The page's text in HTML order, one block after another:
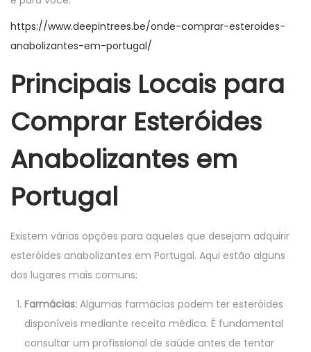
https://www.deepintrees.be/onde-comprar-esteroides-
anabolizantes-em-portugal/
Principais Locais para
Comprar Esteróides
Anabolizantes em
Portugal
Existem várias opções para aqueles que desejam adquirir
esteróides anabolizantes em Portugal. Aqui estão alguns
dos lugares mais comuns:
Farmácias: Algumas farmácias podem ter esteróides
disponíveis mediante receita médica. É fundamental
consultar um profissional de saúde antes de tentar